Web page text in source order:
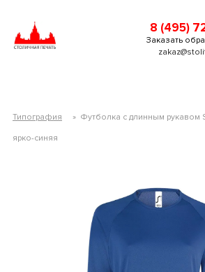
8 (495)
Заказать
Типография » Футболка с длинным рукавом
ярко-синяя